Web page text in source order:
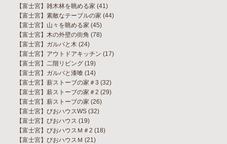
【富士宮】雑木林を眺める家 (41)
【富士宮】素敵なテーブルの家 (44)
【富士宮】山々を眺める家 (45)
【富士宮】木の外壁の街角 (78)
【富士宮】ガルバと木 (24)
【富士宮】アウトドアキッチン (17)
【富士宮】二階リビング (19)
【富士宮】ガルバと漆喰 (14)
【富士宮】薪ストーブの家＃3 (32)
【富士宮】薪ストーブの家＃2 (29)
【富士宮】薪ストーブの家 (26)
【富士宮】びおハウスWS (32)
【富士宮】びおハウス (19)
【富士宮】びおハウスＭ＃2 (18)
【富士宮】びおハウスＭ (21)